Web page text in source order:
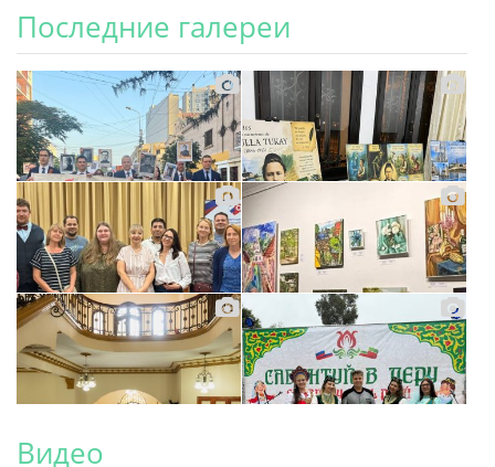
Последние галереи
Видео